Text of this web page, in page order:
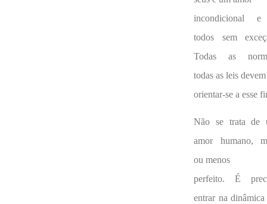
incondicional
todos sem
Todas as
todas as leis devem
orientar-se a esse
Não se trata de
amor humano,
ou menos
perfeito. É
entrar na